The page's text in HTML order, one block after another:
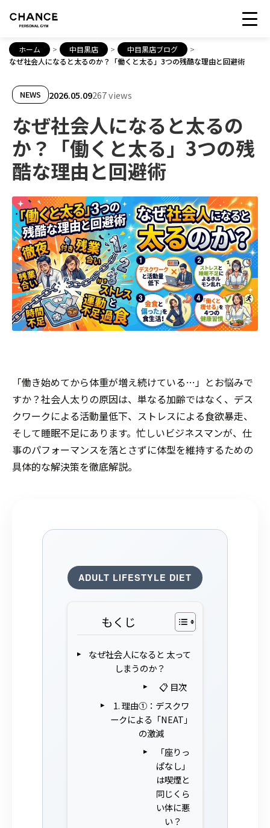
ホーム > 中目黒店 > 中目黒店ブログ
>
なぜ社会人になると太るのか？「働くと太る」3つの残酷な理由と回避術
NEWS 2026.05.09267 views
なぜ社会人になると太るの
か？「働くと太る」3つの残
酷な理由と回避術
「働き始めてから体重が増え続けている…」とお悩みで
すか？社会人太りの原因は、単なる加齢ではなく、デス
クワークによる活動量低下、ストレスによる食欲暴走、
そして睡眠不足にあります。忙しいビジネスマンが、仕
事のパフォーマンスを落とさずに体型を維持するための
具体的な解決策を徹底解説。
ADULT LIFESTYLE DIET
もくじ
なぜ社会人になると 太って
しまうのか？
📋 目次
1. 理由①：デスクワ
ークによる「NEAT」
の激減
「座りっ
ぱなし」
は喫煙と
同じくら
い体に悪
い？